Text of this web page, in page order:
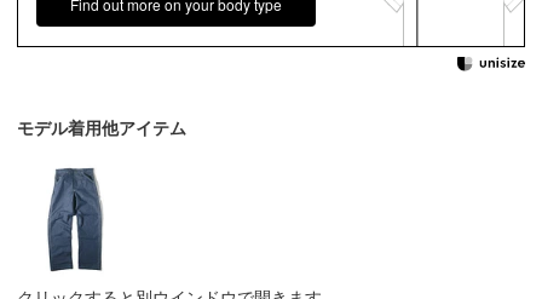
Find out more on your body type
モデル着用他アイテム